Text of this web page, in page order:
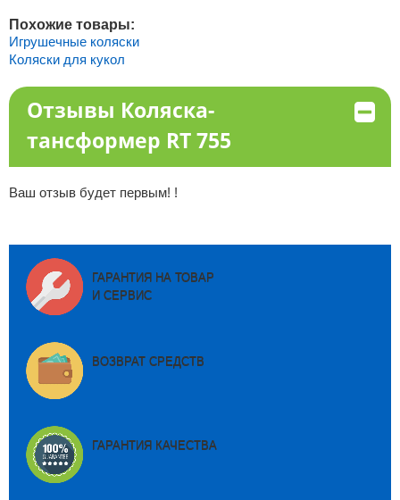
Похожие товары:
Игрушечные коляски
Коляски для кукол
Отзывы Коляска-
тансформер RT 755
Ваш отзыв будет первым! !
ГАРАНТИЯ НА ТОВАР
И СЕРВИС
ВОЗВРАТ СРЕДСТВ
ГАРАНТИЯ КАЧЕСТВА